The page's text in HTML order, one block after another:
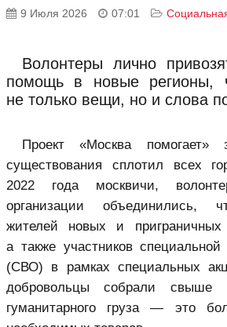
9 Июля 2026 07:01
Волонтеры лично
помощь в новые регионы,
не только вещи, но и слова
Проект «Москва помогает»
существования сплотил всех
2022 года москвичи,
организации объединились,
жителей новых и приграничных
а также участников
(СВО) в рамках специальных
добровольцы собрали свыше
гуманитарного груза — это